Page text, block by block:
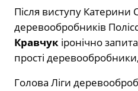
Після виступу Катерини
деревообробників
Кравчук іронічно
прості
Голова Ліги